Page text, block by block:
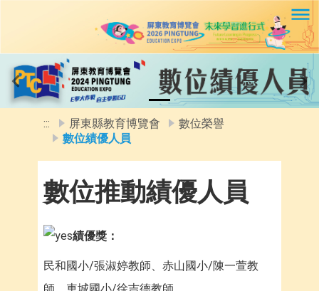
Previous
::: 屏東縣教育博覽會
數位榮譽
數位績優人員
數位推動績優人員
績優獎：
民和國小/張淑婷教師、赤山國小/陳一萱教